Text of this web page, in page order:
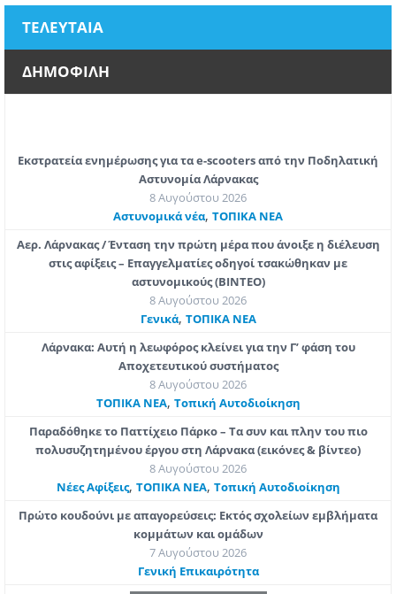
ΤΕΛΕΥΤΑΙΑ
ΔΗΜΟΦΙΛΗ
Εκστρατεία ενημέρωσης για τα e-scooters από την Ποδηλατική
Αστυνομία Λάρνακας
8 Αυγούστου 2026
Aστυνομικά νέα, ΤΟΠΙΚΑ ΝΕΑ
Αερ. Λάρνακας / Ένταση την πρώτη μέρα που άνοιξε η διέλευση
στις αφίξεις – Επαγγελματίες οδηγοί τσακώθηκαν με
αστυνομικούς (ΒΙΝΤΕΟ)
8 Αυγούστου 2026
Γενικά, ΤΟΠΙΚΑ ΝΕΑ
Λάρνακα: Αυτή η λεωφόρος κλείνει για την Γ’ φάση του
Αποχετευτικού συστήματος
8 Αυγούστου 2026
ΤΟΠΙΚΑ ΝΕΑ, Τοπική Αυτοδιοίκηση
Παραδόθηκε το Παττίχειο Πάρκο – Τα συν και πλην του πιο
πολυσυζητημένου έργου στη Λάρνακα (εικόνες & βίντεο)
8 Αυγούστου 2026
Νέες Αφίξεις, ΤΟΠΙΚΑ ΝΕΑ, Τοπική Αυτοδιοίκηση
Πρώτο κουδούνι με απαγορεύσεις: Εκτός σχολείων εμβλήματα
κομμάτων και ομάδων
7 Αυγούστου 2026
Γενική Επικαιρότητα